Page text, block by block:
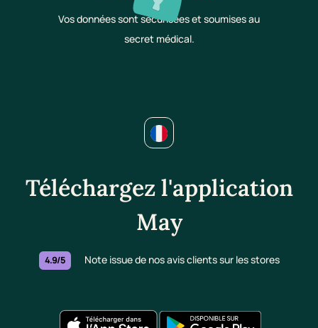
Vos données sont sécurisées et soumises au
secret médical.
Téléchargez l'application
May
4.9/5 Note issue de nos avis clients sur les stores